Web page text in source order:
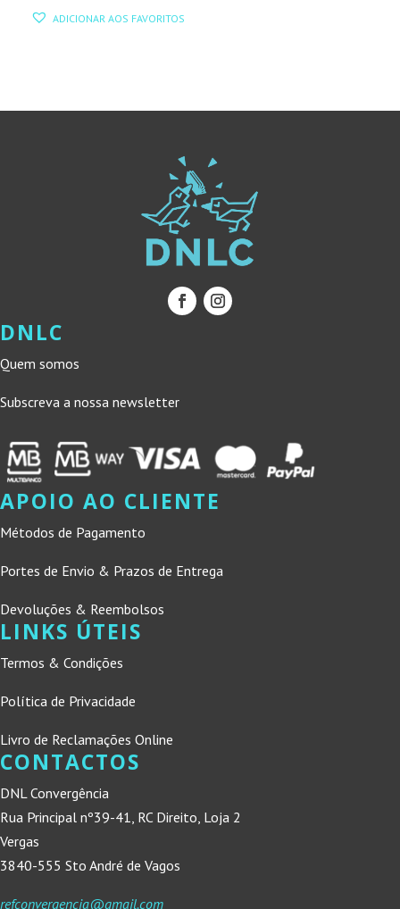
ADICIONAR AOS FAVORITOS
DNLC
Quem somos
Subscreva a nossa newsletter
APOIO AO CLIENTE
Métodos de Pagamento
Portes de Envio & Prazos de Entrega
Devoluções & Reembolsos
LINKS ÚTEIS
Termos & Condições
Política de Privacidade
Livro de Reclamações Online
CONTACTOS
DNL Convergência
Rua Principal nº39-41, RC Direito, Loja 2
Vergas
3840-555 Sto André de Vagos
refconvergencia@gmail.com